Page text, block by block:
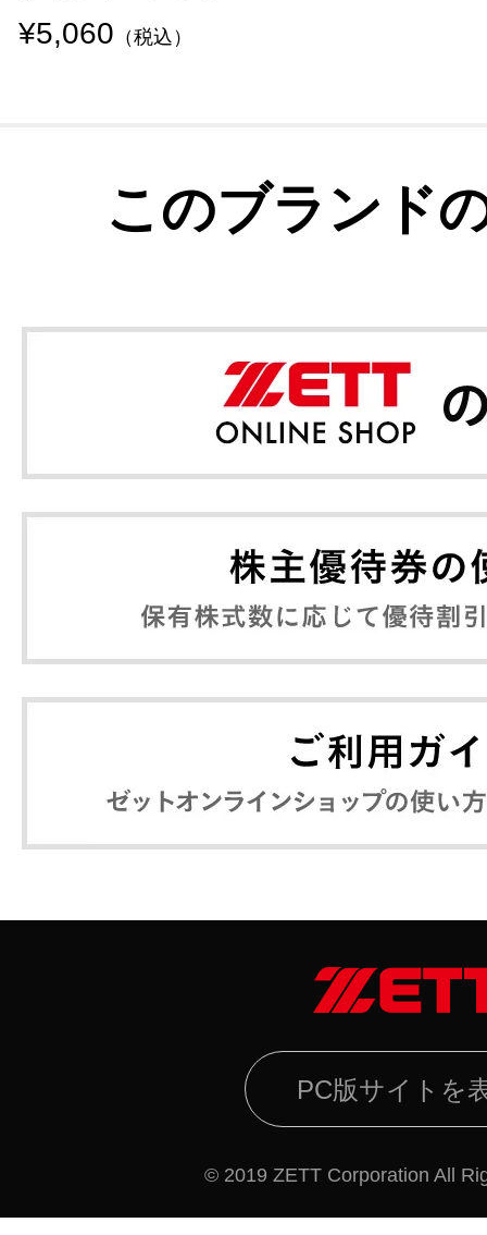
¥5,060 （税込）
このブランド
PC版サイトを
© 2019 ZETT Corporation All